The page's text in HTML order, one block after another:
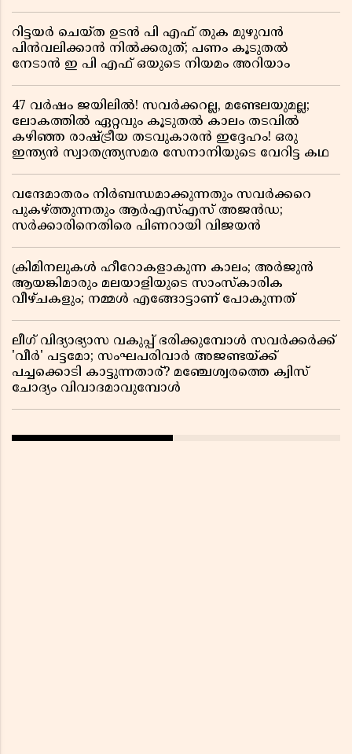
റിട്ടയർ ചെയ്ത ഉടൻ പി എഫ് തുക മുഴുവൻ
പിൻവലിക്കാൻ നിൽക്കരുത്; പണം കൂടുതൽ
നേടാൻ ഇ പി എഫ് ഒയുടെ നിയമം അറിയാം
47 വർഷം ജയിലിൽ! സവർക്കറല്ല, മണ്ടേലയുമല്ല;
ലോകത്തിൽ ഏറ്റവും കൂടുതൽ കാലം തടവിൽ
കഴിഞ്ഞ രാഷ്ട്രീയ തടവുകാരൻ ഇദ്ദേഹം! ഒരു
ഇന്ത്യൻ സ്വാതന്ത്ര്യസമര സേനാനിയുടെ വേറിട്ട കഥ
വന്ദേമാതരം നിർബന്ധമാക്കുന്നതും സവർക്കറെ
പുകഴ്ത്തുന്നതും ആർഎസ്എസ് അജൻഡ;
സർക്കാരിനെതിരെ പിണറായി വിജയൻ
ക്രിമിനലുകൾ ഹീറോകളാകുന്ന കാലം; അർജുൻ
ആയങ്കിമാരും മലയാളിയുടെ സാംസ്കാരിക
വീഴ്ചകളും; നമ്മൾ എങ്ങോട്ടാണ് പോകുന്നത്
ലീഗ് വിദ്യാഭ്യാസ വകുപ്പ് ഭരിക്കുമ്പോൾ സവർക്കർക്ക്
'വീർ' പട്ടമോ; സംഘപരിവാർ അജണ്ടയ്ക്ക്
പച്ചക്കൊടി കാട്ടുന്നതാര്? മഞ്ചേശ്വരത്തെ ക്വിസ്
ചോദ്യം വിവാദമാവുമ്പോൾ